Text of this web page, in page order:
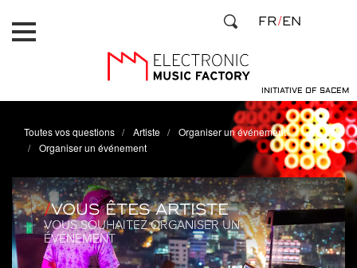
au
contenu
INITIATIVE OF SACEM
FR EN
Toutes vos questions Artiste
Organiser un événement
Organiser un événement
VOUS ÊTES ARTISTE
VOUS SOUHAITEZ ORGANISER UN
ÉVÉNEMENT